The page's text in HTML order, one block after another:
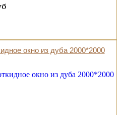
окно из дуба 2000*2000